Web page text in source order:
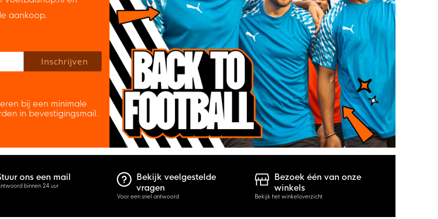
aankoop.
policy to subscribe to our newsletter.
Inschrijven
bij een minimale
in bevestigingsmail.
ons een mail
binnen 24 uur
Bekijk veelgestelde
vragen
Voor een snel antwoord
Bezoek één van onze
winkels
Bekijk het winkeloverzicht